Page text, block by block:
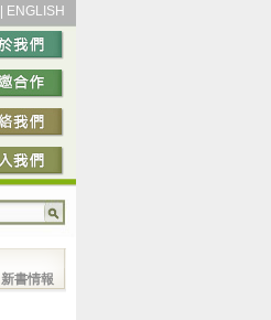
ENGLISH
新書情報